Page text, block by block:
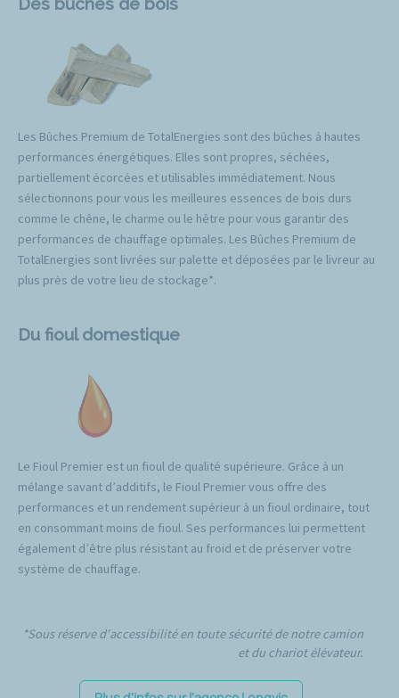
Les Bûches Premium de TotalEnergies sont des bûches à hautes
performances énergétiques. Elles sont propres, séchées,
partiellement écorcées et utilisables immédiatement. Nous
sélectionnons pour vous les meilleures essences de bois durs
comme le chêne, le charme ou le hêtre pour vous garantir des
performances de chauffage optimales. Les Bûches Premium de
TotalEnergies sont livrées sur palette et déposées par le livreur au
plus près de votre lieu de stockage*.
Du fioul domestique
Le Fioul Premier est un fioul de qualité supérieure. Grâce à un
mélange savant d’additifs, le Fioul Premier vous offre des
performances et un rendement supérieur à un fioul ordinaire, tout
en consommant moins de fioul. Ses performances lui permettent
également d’être plus résistant au froid et de préserver votre
système de chauffage.
*Sous réserve d'accessibilité en toute sécurité de notre camion
et du chariot élévateur.